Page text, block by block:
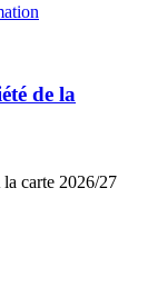
de la
la carte 2026/27